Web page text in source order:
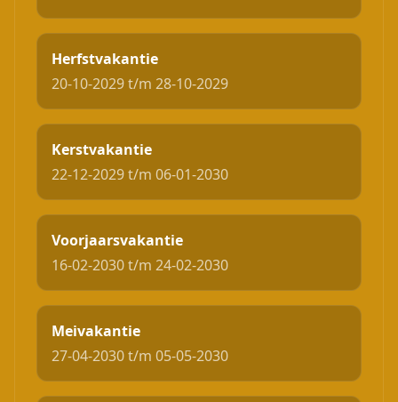
Herfstvakantie
20-10-2029 t/m 28-10-2029
Kerstvakantie
22-12-2029 t/m 06-01-2030
Voorjaarsvakantie
16-02-2030 t/m 24-02-2030
Meivakantie
27-04-2030 t/m 05-05-2030